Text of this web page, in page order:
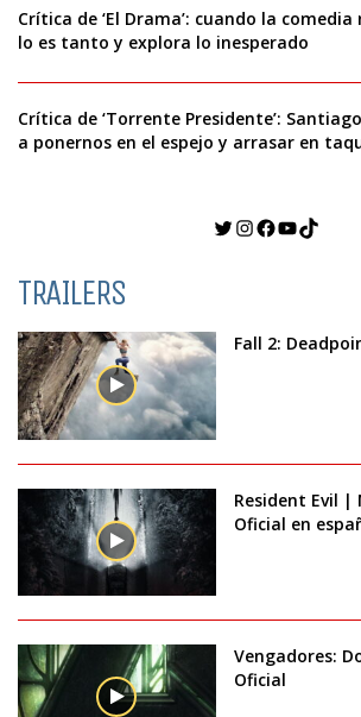
Crítica de ‘El Drama’: cuando la
lo es tanto y explora lo inesperado
Crítica de ‘Torrente Presidente’:
a ponernos en el espejo y arrasar en
Twitter
Instagram
Facebook
YouTube
TikTok
TRAILERS
Fall 2:
Resident Evil |
Oficial en
Vengadores:
Oficial